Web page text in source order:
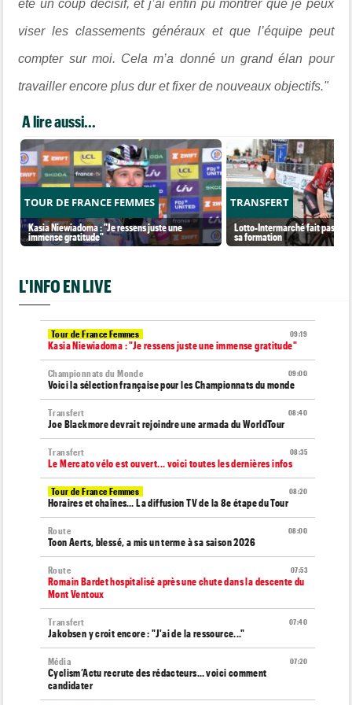
été un coup décisif, et j’ai enfin pu montrer que je peux
viser les classements généraux et que l’équipe peut
compter sur moi. Cela m’a donné un grand élan pour
travailler encore plus dur et fixer de nouveaux objectifs."
A lire aussi...
TOUR DE FRANCE FEMMES
Kasia Niewiadoma : "Je ressens juste une
immense gratitude"
TRANSFERT
Lotto-Intermarché fait passer
sa formation
L'INFO EN LIVE
09:19
Tour de France Femmes
Kasia Niewiadoma : "Je ressens juste une immense gratitude"
09:00
Championnats du Monde
Voici la sélection française pour les Championnats du monde
08:40
Transfert
Joe Blackmore devrait rejoindre une armada du WorldTour
08:35
Transfert
Le Mercato vélo est ouvert... voici toutes les dernières infos
08:20
Tour de France Femmes
Horaires et chaînes… La diffusion TV de la 8e étape du Tour
08:00
Route
Toon Aerts, blessé, a mis un terme à sa saison 2026
07:53
Route
Romain Bardet hospitalisé après une chute dans la descente du
Mont Ventoux
07:40
Transfert
Jakobsen y croit encore : "J'ai de la ressource..."
07:20
Média
Cyclism’Actu recrute des rédacteurs… voici comment
candidater